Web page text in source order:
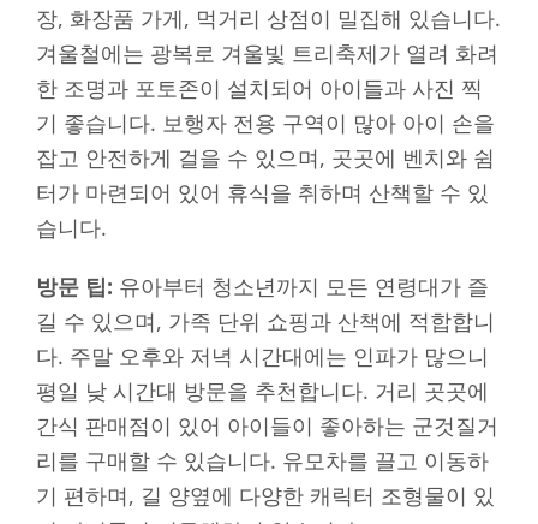
장, 화장품 가게, 먹거리 상점이 밀집해 있습니다.
겨울철에는 광복로 겨울빛 트리축제가 열려 화려
한 조명과 포토존이 설치되어 아이들과 사진 찍
기 좋습니다. 보행자 전용 구역이 많아 아이 손을
잡고 안전하게 걸을 수 있으며, 곳곳에 벤치와 쉼
터가 마련되어 있어 휴식을 취하며 산책할 수 있
습니다.
방문 팁: 유아부터 청소년까지 모든 연령대가 즐
길 수 있으며, 가족 단위 쇼핑과 산책에 적합합니
다. 주말 오후와 저녁 시간대에는 인파가 많으니
평일 낮 시간대 방문을 추천합니다. 거리 곳곳에
간식 판매점이 있어 아이들이 좋아하는 군것질거
리를 구매할 수 있습니다. 유모차를 끌고 이동하
기 편하며, 길 양옆에 다양한 캐릭터 조형물이 있